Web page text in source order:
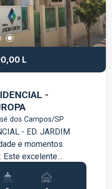
L
-
dos Campos/SP
- ED. JARDIM
bem distribuídos e
mais